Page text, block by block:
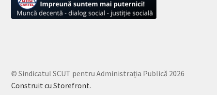
© Sindicatul SCUT pentru Administrația Publică 2026
Construit cu Storefront.